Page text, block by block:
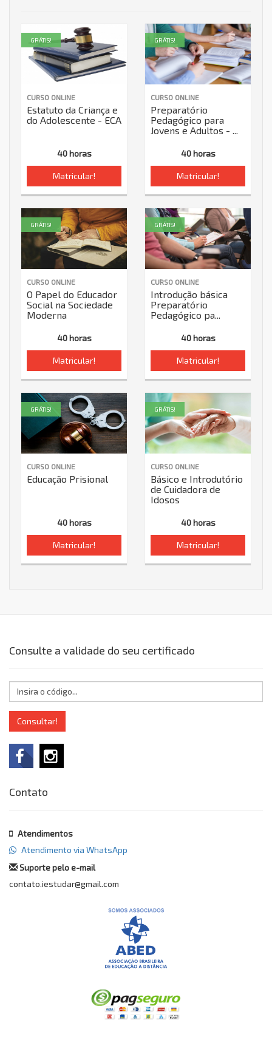
CURSO ONLINE
Estatuto da Criança e
do Adolescente - ECA
40 horas
Matricular!
GRÁTIS!
CURSO ONLINE
Preparatório
Pedagógico para
Jovens e Adultos - ...
40 horas
Matricular!
GRÁTIS!
CURSO ONLINE
O Papel do Educador
Social na Sociedade
Moderna
40 horas
Matricular!
GRÁTIS!
CURSO ONLINE
Introdução básica
Preparatório
Pedagógico pa...
40 horas
Matricular!
GRÁTIS!
CURSO ONLINE
Educação Prisional
40 horas
Matricular!
GRÁTIS!
CURSO ONLINE
Básico e Introdutório
de Cuidadora de
Idosos
40 horas
Matricular!
GRÁTIS!
Consulte a validade do seu certificado
Consultar!
Contato
Atendimentos
Atendimento via WhatsApp
Suporte pelo e-mail
contato.iestudar@gmail.com